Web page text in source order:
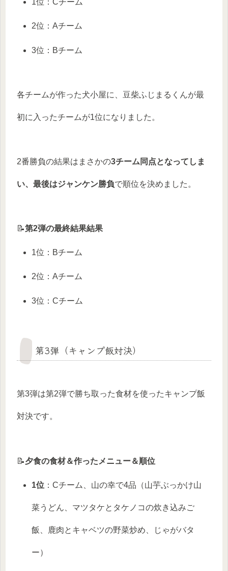
1位：Cチーム
2位：Aチーム
3位：Bチーム
各チームが作った犬小屋に、豆柴ふじまるくんが最
初に入ったチームが1位になりました。
2番勝負の結果はまさかの3チーム同点となってしま
い、最後はジャンケン勝負で順位を決めました。
📝第2弾の最終結果結果
1位：Bチーム
2位：Aチーム
3位：Cチーム
第3弾（キャンプ飯対決）
第3弾は第2弾で勝ち取った食材を使ったキャンプ飯
対決です。
📝夕食の食材＆作ったメニュー＆順位
1位 ：Cチーム、山の幸で4品（山芋ぶっかけ山
菜うどん、マツタケとタケノコの炊き込みご
飯、鹿肉とキャベツの野菜炒め、じゃがバタ
ー）